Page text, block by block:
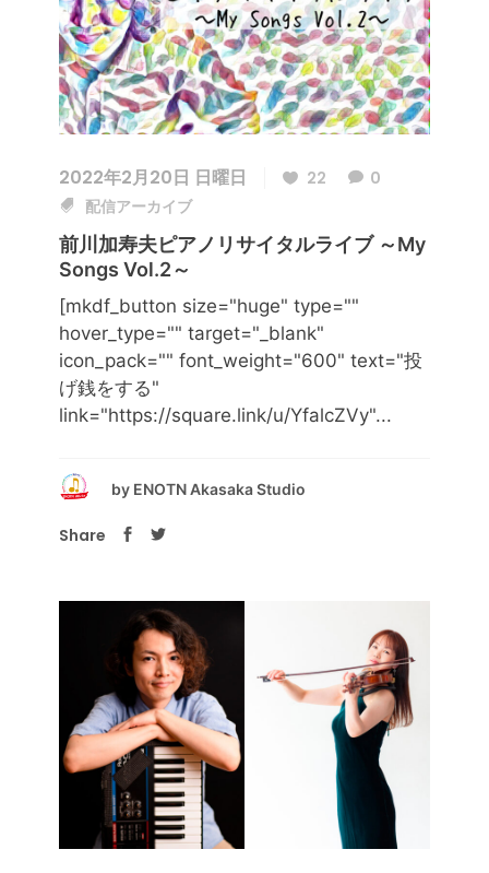
2022年2月20日 日曜日 22
0
配信アーカイブ
前川加寿夫ピアノリサイタルライブ ～My
Songs Vol.2～
[mkdf_button size="huge" type=""
hover_type="" target="_blank"
icon_pack="" font_weight="600" text="投
げ銭をする"
link="https://square.link/u/YfalcZVy"...
by ENOTN Akasaka Studio
Share